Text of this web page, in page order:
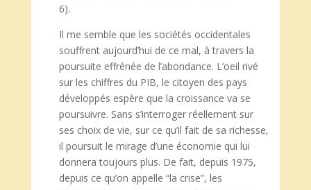
6).
Il me semble que les sociétés occidentales
souffrent aujourd’hui de ce mal, à travers la
poursuite effrénée de l’abondance. L’oeil rivé
sur les chiffres du PIB, le citoyen des pays
développés espère que la croissance va se
poursuivre. Sans s’interroger réellement sur
ses choix de vie, sur ce qu’il fait de sa richesse,
il poursuit le mirage d’une économie qui lui
donnera toujours plus. De fait, depuis 1975,
depuis ce qu’on appelle “la crise”, les